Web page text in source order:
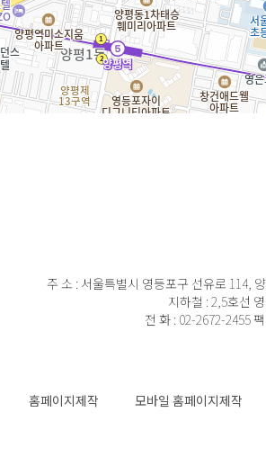
주 소 : 서울특별시 영등포구 선유로 114,
지하철 : 2,5호선
전 화 : 02-2672-2455
홈페이지제작 모바일 홈페이지제작